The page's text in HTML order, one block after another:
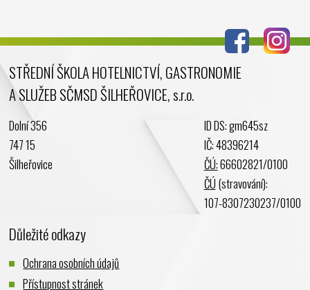
STŘEDNÍ ŠKOLA HOTELNICTVÍ, GASTRONOMIE
A SLUŽEB SČMSD ŠILHEŘOVICE, s.r.o.
Dolní 356
747 15
Šilheřovice
ID DS: gm645sz
IČ: 48396214
ČÚ:66602821/0100
ČÚ (stravování):
107-8307230237/0100
Důležité odkazy
Ochrana osobních údajů
Přístupnost stránek